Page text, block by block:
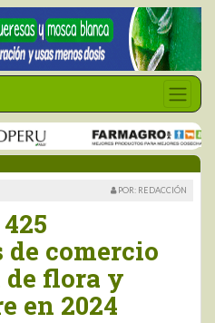
POR: REDACCIÓN
comercio
flora y
en 2024